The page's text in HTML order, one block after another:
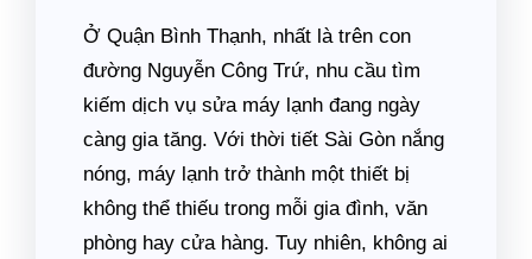
Ở Quận Bình Thạnh, nhất là trên con
đường Nguyễn Công Trứ, nhu cầu tìm
kiếm dịch vụ sửa máy lạnh đang ngày
càng gia tăng. Với thời tiết Sài Gòn nắng
nóng, máy lạnh trở thành một thiết bị
không thể thiếu trong mỗi gia đình, văn
phòng hay cửa hàng. Tuy nhiên, không ai